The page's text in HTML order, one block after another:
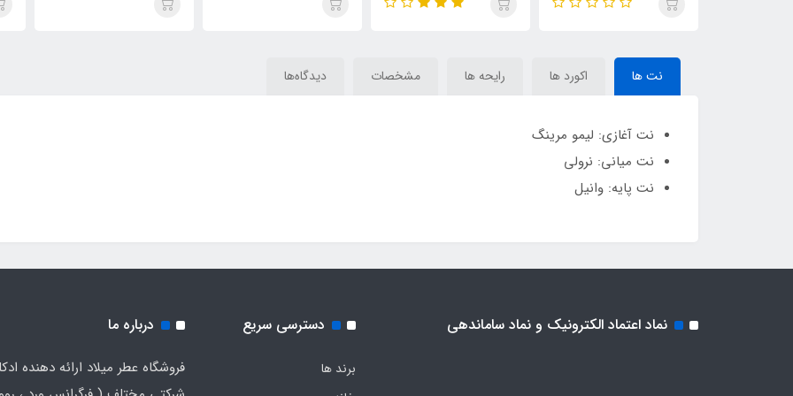
نت ها اکورد ها رایحه ها مشخصات دیدگاه‌ها
نت آغازی: لیمو مرینگ
نت میانی: نرولی
نت پایه: وانیل
نماد اعتماد الکترونیک و نماد ساماندهی دسترسی سریع
برند ها
درباره ما
فروشگاه عطر میلاد ارائه دهنده